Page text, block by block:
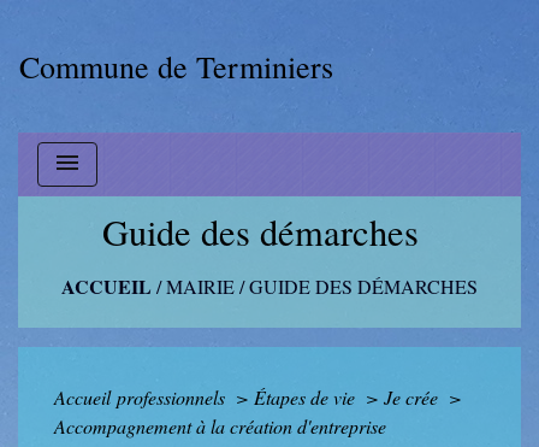
Commune de Terminiers
menu
Guide des démarches
ACCUEIL /MAIRIE/GUIDE DES DÉMARCHES
Accueil professionnels > Étapes de vie > Je crée >
Accompagnement à la création d'entreprise